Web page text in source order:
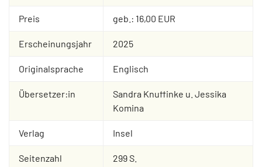
Preis geb.: 16,00 EUR
Erscheinungsjahr 2025
Originalsprache Englisch
Übersetzer:in
Sandra Knuffinke u. Jessika
Komina
Verlag Insel
Seitenzahl 299 S.